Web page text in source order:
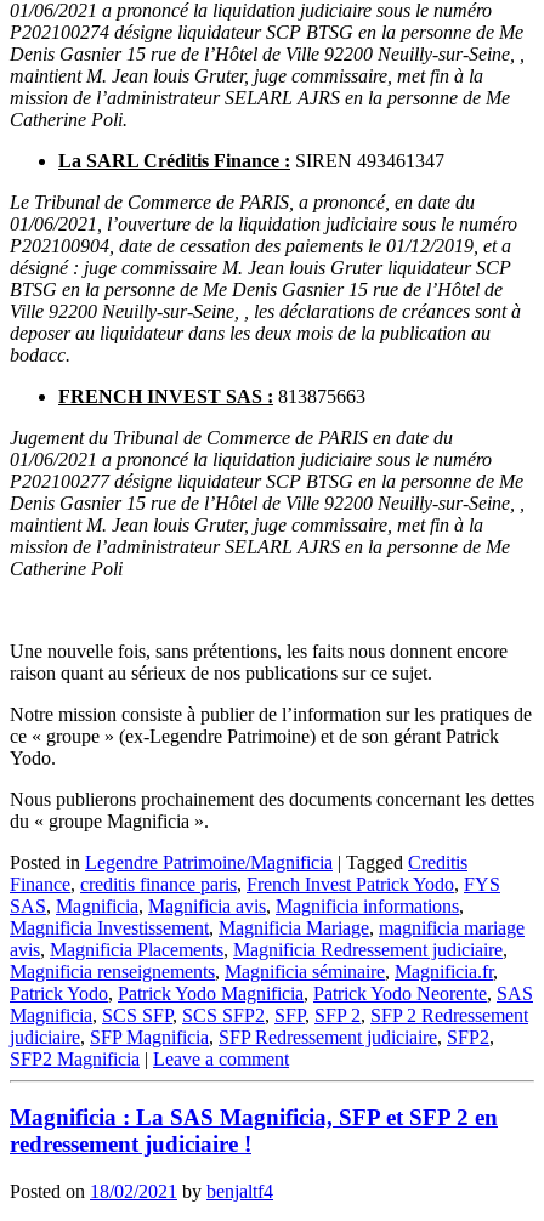
01/06/2021 a prononcé la liquidation judiciaire sous le numéro
P202100274 désigne liquidateur SCP BTSG en la personne de Me
Denis Gasnier 15 rue de l’Hôtel de Ville 92200 Neuilly-sur-Seine, ,
maintient M. Jean louis Gruter, juge commissaire, met fin à la
mission de l’administrateur SELARL AJRS en la personne de Me
Catherine Poli.
La SARL Créditis Finance : SIREN 493461347
Le Tribunal de Commerce de PARIS, a prononcé, en date du
01/06/2021, l’ouverture de la liquidation judiciaire sous le numéro
P202100904, date de cessation des paiements le 01/12/2019, et a
désigné : juge commissaire M. Jean louis Gruter liquidateur SCP
BTSG en la personne de Me Denis Gasnier 15 rue de l’Hôtel de
Ville 92200 Neuilly-sur-Seine, , les déclarations de créances sont à
deposer au liquidateur dans les deux mois de la publication au
bodacc.
FRENCH INVEST SAS : 813875663
Jugement du Tribunal de Commerce de PARIS en date du
01/06/2021 a prononcé la liquidation judiciaire sous le numéro
P202100277 désigne liquidateur SCP BTSG en la personne de Me
Denis Gasnier 15 rue de l’Hôtel de Ville 92200 Neuilly-sur-Seine, ,
maintient M. Jean louis Gruter, juge commissaire, met fin à la
mission de l’administrateur SELARL AJRS en la personne de Me
Catherine Poli
Une nouvelle fois, sans prétentions, les faits nous donnent encore
raison quant au sérieux de nos publications sur ce sujet.
Notre mission consiste à publier de l’information sur les pratiques de
ce « groupe » (ex-Legendre Patrimoine) et de son gérant Patrick
Yodo.
Nous publierons prochainement des documents concernant les dettes
du « groupe Magnificia ».
Posted in Legendre Patrimoine/Magnificia | Tagged Creditis
Finance, creditis finance paris, French Invest Patrick Yodo, FYS
SAS, Magnificia, Magnificia avis, Magnificia informations,
Magnificia Investissement, Magnificia Mariage, magnificia mariage
avis, Magnificia Placements, Magnificia Redressement judiciaire,
Magnificia renseignements, Magnificia séminaire, Magnificia.fr,
Patrick Yodo, Patrick Yodo Magnificia, Patrick Yodo Neorente, SAS
Magnificia, SCS SFP, SCS SFP2, SFP, SFP 2, SFP 2 Redressement
judiciaire, SFP Magnificia, SFP Redressement judiciaire, SFP2,
SFP2 Magnificia | Leave a comment
Magnificia : La SAS Magnificia, SFP et SFP 2 en
redressement judiciaire !
Posted on 18/02/2021 by benjaltf4